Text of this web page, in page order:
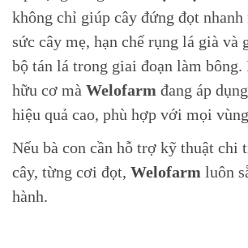
không chỉ giúp cây đứng đọt nhanh
sức cây mẹ, hạn chế rụng lá già và
bộ tán lá trong giai đoạn làm bông.
hữu cơ mà Welofarm đang áp
hiệu quả cao, phù hợp với mọi
Nếu bà con cần hỗ trợ kỹ thuật chi
cây, từng cơi đọt, Welofarm luôn
hành.